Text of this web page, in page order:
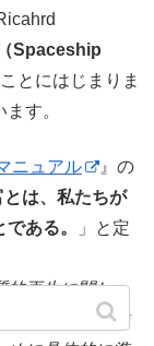
（Spaceship
とにはじまりま
す。
ニュアル
』の
とは、私たちが
ある。
」と定
的再生に関し
放レベルを維